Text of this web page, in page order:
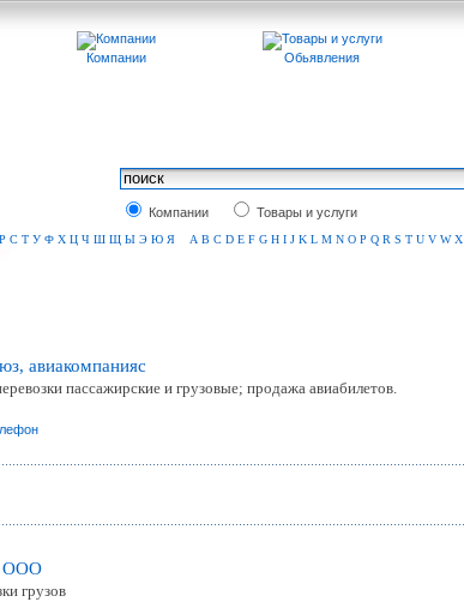
Компании Обьявления
Компании Товары и услуги
Р С Т У Ф Х Ц Ч Ш Щ Ы Э Ю Я A B C D E F G H I J K L M N O P Q R S T U V W X
авиакомпанияc
пассажирские и грузовые; продажа авиабилетов.
ООО
грузов